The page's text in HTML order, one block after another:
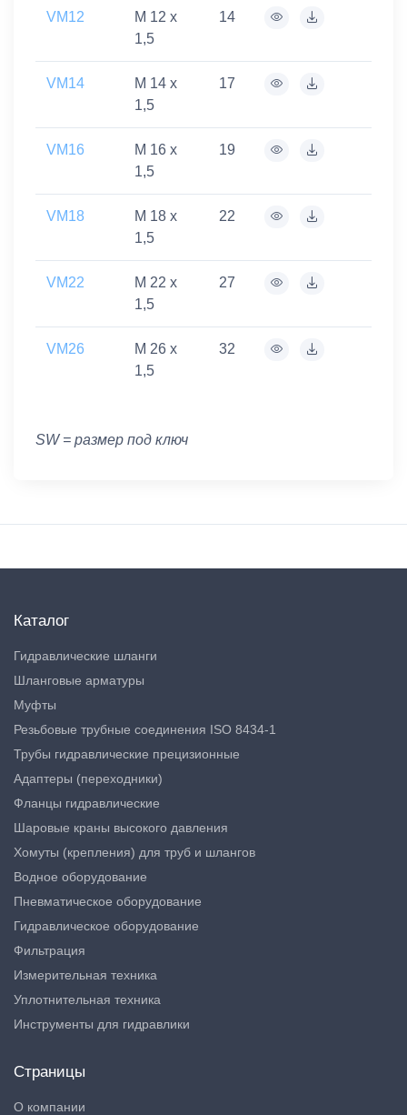
VM12
M 12 x
1,5
14
VM14
M 14 x
1,5
17
VM16
M 16 x
1,5
19
VM18
M 18 x
1,5
22
VM22
M 22 x
1,5
27
VM26
M 26 x
1,5
32
SW = размер под ключ
Каталог
Гидравлические шланги
Шланговые арматуры
Муфты
Резьбовые трубные соединения ISO 8434-1
Трубы гидравлические прецизионные
Адаптеры (переходники)
Фланцы гидравлические
Шаровые краны высокого давления
Хомуты (крепления) для труб и шлангов
Водное оборудование
Пневматическое оборудование
Гидравлическое оборудование
Фильтрация
Измерительная техника
Уплотнительная техника
Инструменты для гидравлики
Страницы
О компании